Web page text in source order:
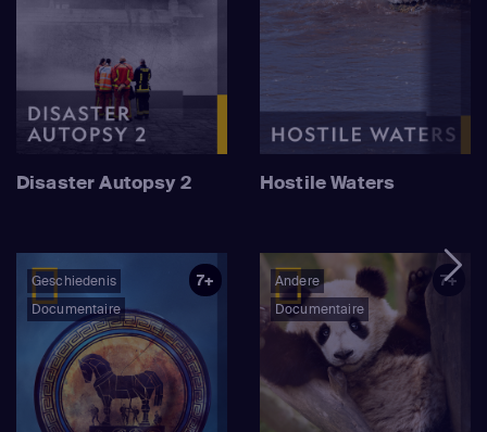
Disaster Autopsy 2 Hostile Waters
Geschiedenis
Documentaire
7+
Andere
Documentaire
7+